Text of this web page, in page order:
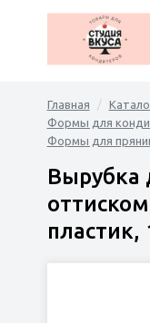
Главная
Формы для
Формы для
Вырубка
пластик,